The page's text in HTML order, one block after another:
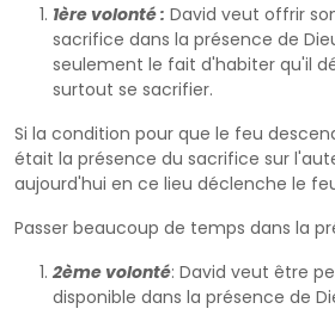
1ère volonté : David veut offrir
sacrifice dans la présence de
seulement le fait d'habiter qu'il
surtout se sacrifier.
Si la condition pour que le feu
était la présence du sacrifice sur
aujourd'hui en ce lieu déclenche le
Passer beaucoup de temps dans la
2ème volonté: David veut être
disponible dans la présence de